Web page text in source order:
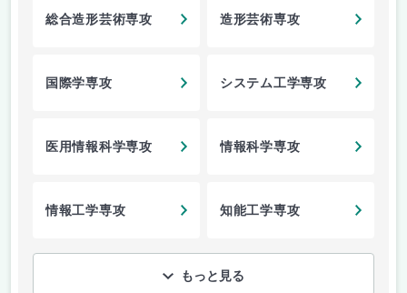
総合造形芸術専攻 造形芸術専攻
国際学専攻 システム工学専攻
医用情報科学専攻 情報科学専攻
情報工学専攻 知能工学専攻
もっと見る